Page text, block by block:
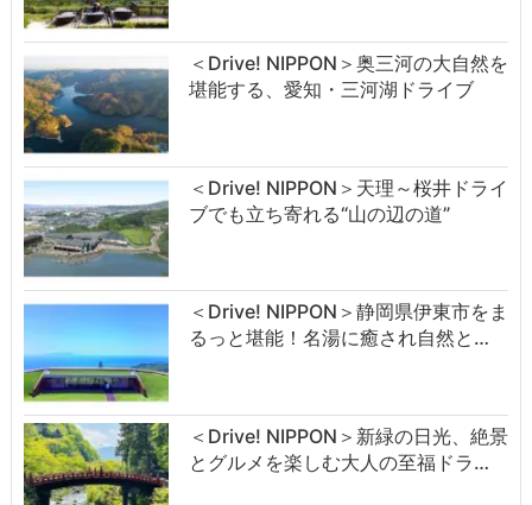
＜Drive! NIPPON＞奥三河の大自然を
堪能する、愛知・三河湖ドライブ
＜Drive! NIPPON＞天理～桜井ドライ
ブでも立ち寄れる“山の辺の道”
＜Drive! NIPPON＞静岡県伊東市をま
るっと堪能！名湯に癒され自然と…
＜Drive! NIPPON＞新緑の日光、絶景
とグルメを楽しむ大人の至福ドラ…